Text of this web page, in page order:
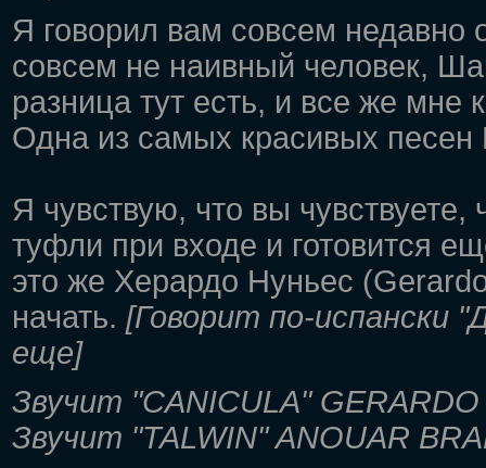
Я говорил вам совсем недавно
совсем не наивный человек,
разница тут есть, и все же мне
Одна из самых красивых
Я чувствую, что вы
туфли при входе и готовится
это же Херардо Нуньес
начать. [Говорит по-испански
еще]
Звучит "CANICULA"
Звучит "TALWIN" ANOUAR